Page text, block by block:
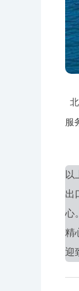
服
以
出
心
精
迎